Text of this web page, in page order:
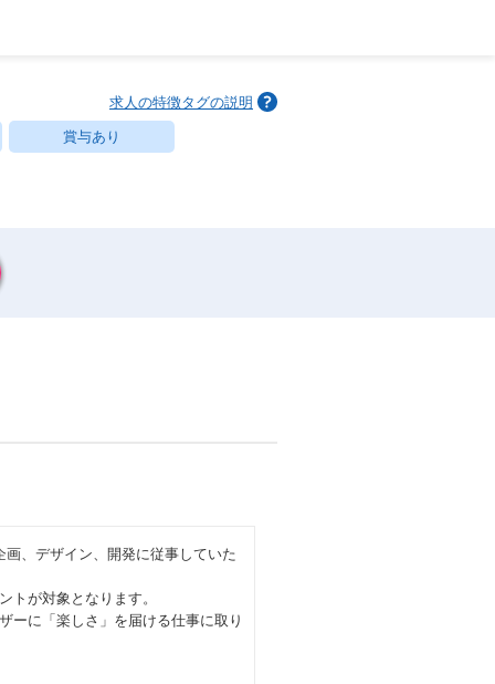
求人の特徴タグの説明
賞与あり
、デザイン、開発に従事していた
トが対象となります。
ーに「楽しさ」を届ける仕事に取り